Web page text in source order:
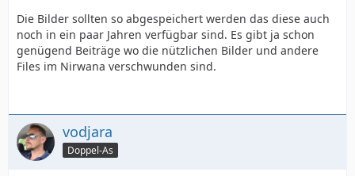
Die Bilder sollten so abgespeichert werden das diese auch
noch in ein paar Jahren verfügbar sind. Es gibt ja schon
genügend Beiträge wo die nützlichen Bilder und andere
Files im Nirwana verschwunden sind.
vodjara
Doppel-As